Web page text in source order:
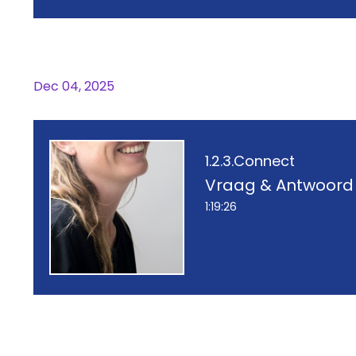
Dec 04, 2025
1.2.3.Connect
Vraag & Antwoord
1:19:26